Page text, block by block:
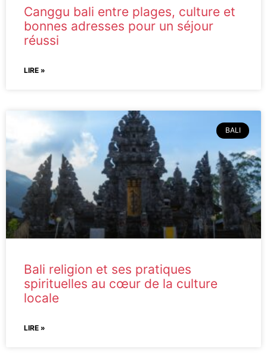
Canggu bali entre plages, culture et
bonnes adresses pour un séjour
réussi
LIRE »
BALI
Bali religion et ses pratiques
spirituelles au cœur de la culture
locale
LIRE »